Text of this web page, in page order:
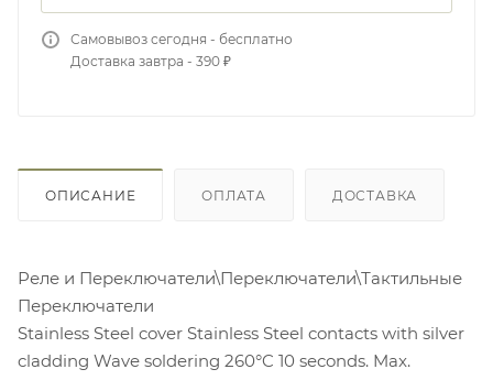
Самовывоз сегодня - бесплатно
Доставка завтра - 390 ₽
ОПИСАНИЕ ОПЛАТА ДОСТАВКА
Реле и Переключатели\Переключатели\Тактильные
Переключатели
Stainless Steel cover Stainless Steel contacts with silver
cladding Wave soldering 260°C 10 seconds. Max.